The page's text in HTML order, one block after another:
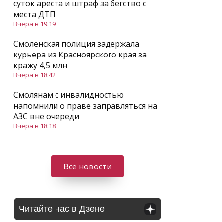
суток ареста и штраф за бегство с
места ДТП
Вчера в 19:19
Смоленская полиция задержала
курьера из Красноярского края за
кражу 4,5 млн
Вчера в 18:42
Смолянам с инвалидностью
напомнили о праве заправляться на
АЗС вне очереди
Вчера в 18:18
Все новости
Читайте нас в Дзене